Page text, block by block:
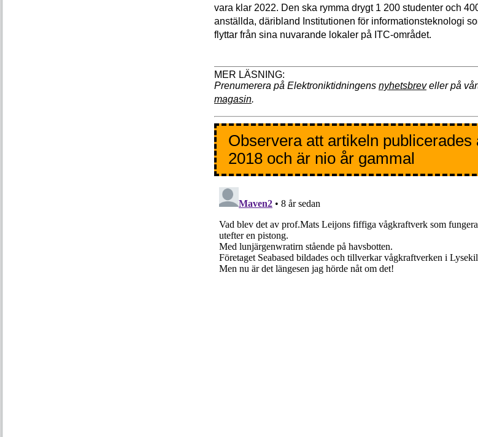
vara klar 2022. Den ska rymma drygt 1 200 studenter och
anställda, däribland Institutionen för informationsteknologi
flyttar från sina nuvarande lokaler på ITC‐området.
Prenumerera på Elektroniktidningens nyhetsbreveller på
magasin.
Observera att artikeln publicerades
2018 och är nio år gammal